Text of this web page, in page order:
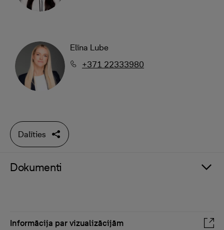
Elīna Lube
+371 22333980
Dalīties
Dokumenti
Informācija par vizualizācijām